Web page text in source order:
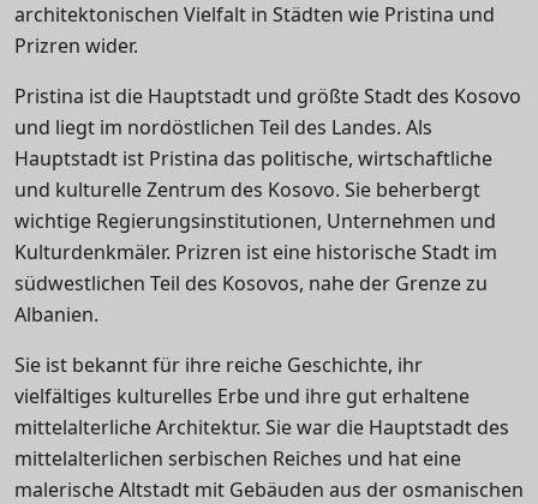
architektonischen Vielfalt in Städten wie Pristina und
Prizren wider.
Pristina ist die Hauptstadt und größte Stadt des Kosovo
und liegt im nordöstlichen Teil des Landes. Als
Hauptstadt ist Pristina das politische, wirtschaftliche
und kulturelle Zentrum des Kosovo. Sie beherbergt
wichtige Regierungsinstitutionen, Unternehmen und
Kulturdenkmäler. Prizren ist eine historische Stadt im
südwestlichen Teil des Kosovos, nahe der Grenze zu
Albanien.
Sie ist bekannt für ihre reiche Geschichte, ihr
vielfältiges kulturelles Erbe und ihre gut erhaltene
mittelalterliche Architektur. Sie war die Hauptstadt des
mittelalterlichen serbischen Reiches und hat eine
malerische Altstadt mit Gebäuden aus der osmanischen